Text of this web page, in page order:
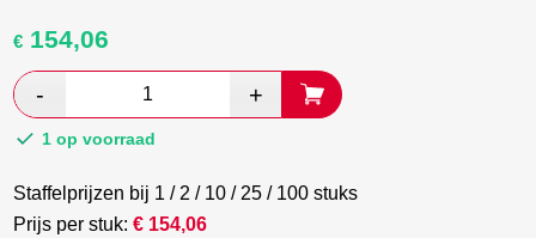
Oorspronkelijke
prijs
was:
€ 256,77.
€ 154,06
prijs
€ 148,93.
1 op voorraad
Staffelprijzen bij 1 / 2 / 10 / 25 / 100 stuks
Prijs per stuk:€ 154,06